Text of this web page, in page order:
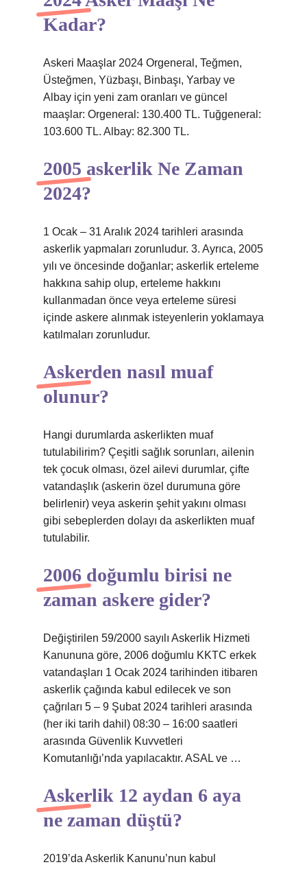
Kadar?
Askeri Maaşlar 2024 Orgeneral, Teğmen,
Üsteğmen, Yüzbaşı, Binbaşı, Yarbay ve
Albay için yeni zam oranları ve güncel
maaşlar: Orgeneral: 130.400 TL. Tuğgeneral:
103.600 TL. Albay: 82.300 TL.
2005 askerlik Ne Zaman
2024?
1 Ocak – 31 Aralık 2024 tarihleri ​​arasında
askerlik yapmaları zorunludur. 3. Ayrıca, 2005
yılı ve öncesinde doğanlar; askerlik erteleme
hakkına sahip olup, erteleme hakkını
kullanmadan önce veya erteleme süresi
içinde askere alınmak isteyenlerin yoklamaya
katılmaları zorunludur.
Askerden nasıl muaf
olunur?
Hangi durumlarda askerlikten muaf
tutulabilirim? Çeşitli sağlık sorunları, ailenin
tek çocuk olması, özel ailevi durumlar, çifte
vatandaşlık (askerin özel durumuna göre
belirlenir) veya askerin şehit yakını olması
gibi sebeplerden dolayı da askerlikten muaf
tutulabilir.
2006 doğumlu birisi ne
zaman askere gider?
Değiştirilen 59/2000 sayılı Askerlik Hizmeti
Kanununa göre, 2006 doğumlu KKTC erkek
vatandaşları 1 Ocak 2024 tarihinden itibaren
askerlik çağında kabul edilecek ve son
çağrıları 5 – 9 Şubat 2024 tarihleri ​​arasında
(her iki tarih dahil) 08:30 – 16:00 saatleri
arasında Güvenlik Kuvvetleri
Komutanlığı’nda yapılacaktır. ASAL ve …
Askerlik 12 aydan 6 aya
ne zaman düştü?
2019’da Askerlik Kanunu’nun kabul